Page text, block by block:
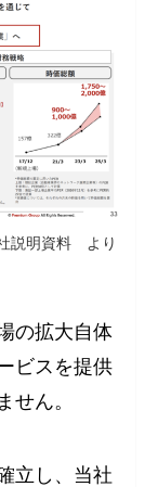
説明資料 より
の拡大自体
ビスを提供
せん。
立し、当社